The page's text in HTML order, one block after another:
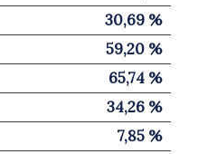
30,69 %
59,20 %
65,74 %
34,26 %
7,85 %